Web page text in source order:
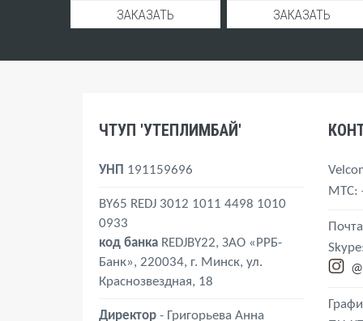
ЗАКАЗАТЬ
ЗАКАЗАТЬ
ЧТУП 'УТЕПЛИМБАЙ'
УНП 191159696
BY65 REDJ 3012 1011 4498 1010
0933
код банка REDJBY22, ЗАО «РРБ-
Банк», 220034, г. Минск, ул.
Краснозвездная, 18
Директор - Григорьева Анна
MTС:
Skype:
@